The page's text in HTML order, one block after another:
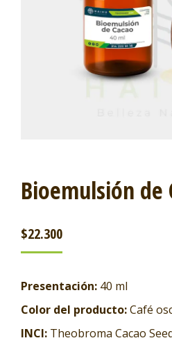
Bioemulsión de
$22.300
Presentación: 40 ml
Color del producto:Café
INCI: Theobroma Cacao